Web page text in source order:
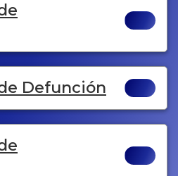
Defunción